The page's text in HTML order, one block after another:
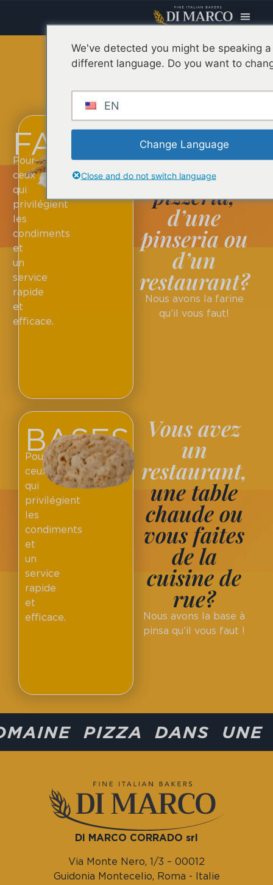
FARINES
Pour
ceux
qui
privilégient
les
condiments
et
un
service
rapide
et
efficace.
Vous êtes
propriétaire
d’une
pizzeria,
d’une
pinseria ou
d’un
restaurant?
Nous avons la farine
qu’il vous faut!
Vous avez
un
restaurant,
une table
chaude ou
vous faites
de la
cuisine de
rue?
Nous avons la base à
pinsa qu’il vous faut !
BASES
Pour
ceux
qui
privilégient
les
condiments
et
un
service
rapide
et
efficace.
PIZZA DANS UNE
DI MARCO CORRADO srl
Via Monte Nero, 1/3 – 00012
Guidonia Montecelio, Roma - Italie
We've detected you might be speaking a
different language. Do you want to
EN
Change Language
Close and do not switch language